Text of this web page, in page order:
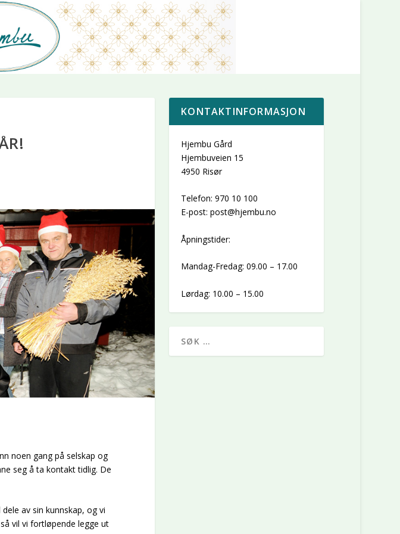
noen gang på selskap og
seg å ta kontakt tidlig. De
av sin kunnskap, og vi
vil vi fortløpende legge ut
KONTAKTINFORMASJON
Hjembu Gård
Hjembuveien 15
4950 Risør
Telefon: 970 10 100
E-post: post@hjembu.no
Åpningstider:
Mandag-Fredag: 09.00 – 17.00
Lørdag: 10.00 – 15.00